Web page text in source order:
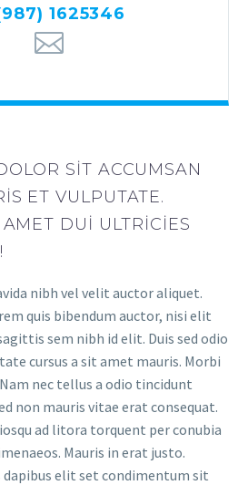
1625346
SIT ACCUMSAN
ET VULPUTATE.
DUI ULTRICIES
nibh vel velit auctor aliquet.
quis bibendum auctor, nisi elit
sem nibh id elit. Duis sed odio
cursus a sit amet mauris. Morbi
nec tellus a odio tincidunt
non mauris vitae erat consequat.
ad litora torquent per conubia
Mauris in erat justo.
dapibus elit set condimentum sit